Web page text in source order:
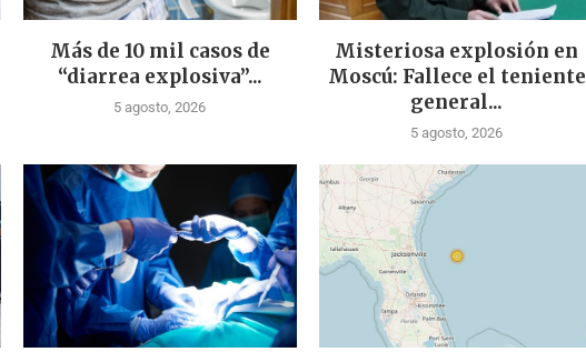
Más de 10 mil casos de
“diarrea explosiva”...
5 agosto, 2026
Misteriosa explosión en
Moscú: Fallece el teniente
general...
5 agosto, 2026